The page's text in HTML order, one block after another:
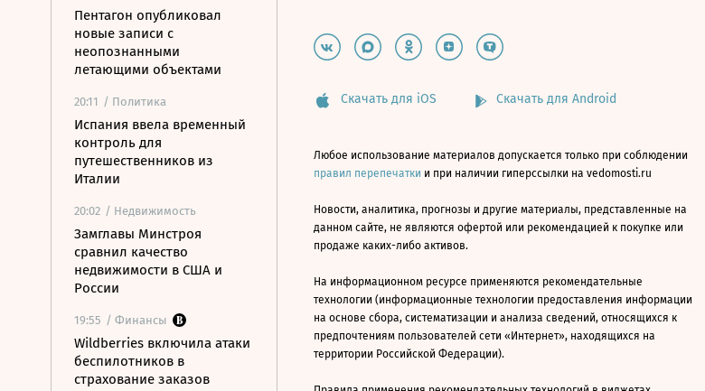
Пентагон опубликовал
новые записи с
неопознанными
летающими объектами
20:11 / Политика
Испания ввела временный
контроль для
путешественников из
Италии
20:02 / Недвижимость
Замглавы Минстроя
сравнил качество
недвижимости в США и
России
19:55 / Финансы
Wildberries включила атаки
беспилотников в
страхование заказов
Скачать для iOS Скачать для Android
Любое использование материалов допускается только при соблюдении
правил перепечатки и при наличии гиперссылки на vedomosti.ru
Новости, аналитика, прогнозы и другие материалы, представленные на
данном сайте, не являются офертой или рекомендацией к покупке или
продаже каких-либо активов.
На информационном ресурсе применяются рекомендательные
технологии (информационные технологии предоставления информации
на основе сбора, систематизации и анализа сведений, относящихся к
предпочтениям пользователей сети «Интернет», находящихся на
территории Российской Федерации).